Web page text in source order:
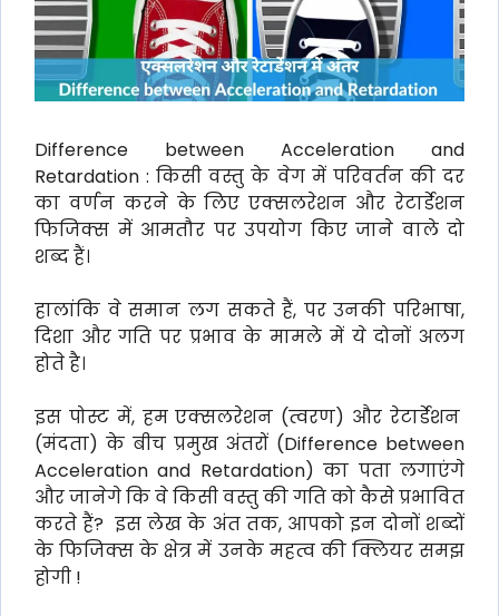
Difference between Acceleration and
Retardation : किसी वस्तु के वेग में परिवर्तन की दर
का वर्णन करने के लिए एक्सलरेशन और रेटार्डेशन
फिजिक्स में आमतौर पर उपयोग किए जाने वाले दो
शब्द हैं।
हालांकि वे समान लग सकते हैं, पर उनकी परिभाषा,
दिशा और गति पर प्रभाव के मामले में ये दोनों अलग
होते है।
इस पोस्ट में, हम एक्सलरेशन (त्वरण) और रेटार्डेशन
(मंदता) के बीच प्रमुख अंतरों (Difference between
Acceleration and Retardation) का पता लगाएंगे
और जानेगे कि वे किसी वस्तु की गति को कैसे प्रभावित
करते हैं? इस लेख के अंत तक, आपको इन दोनों शब्दों
के फिजिक्स के क्षेत्र में उनके महत्व की क्लियर समझ
होगी !